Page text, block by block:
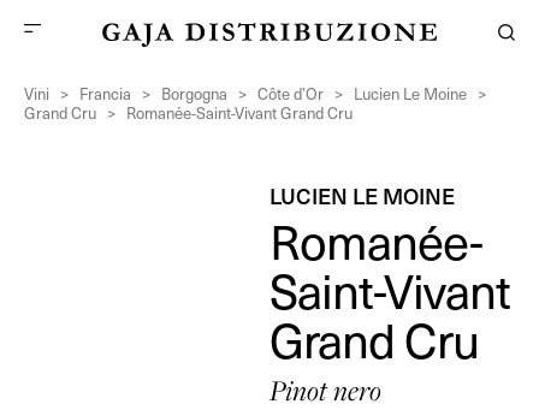
Vini > Francia > Borgogna > Côte d’Or > Lucien Le Moine >
Grand Cru > Romanée-Saint-Vivant Grand Cru
LUCIEN LE MOINE
Romanée-
Saint-Vivant
Grand Cru
Pinot nero